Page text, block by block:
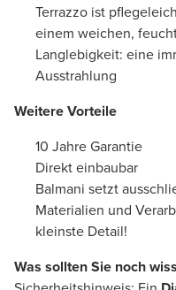
Terrazzo ist
einem weichen,
Langlebigkeit: eine
Ausstrahlung
Weitere Vorteile
10 Jahre Garantie
Direkt einbaubar
Balmani setzt
Materialien und
kleinste Detail!
Was sollten Sie noch